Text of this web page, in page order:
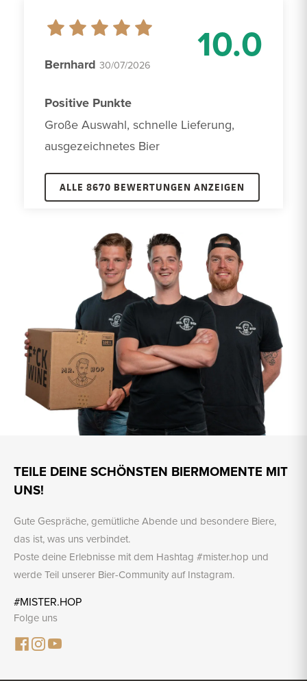
10.0
Bernhard 30/07/2026
Positive Punkte
Große Auswahl, schnelle Lieferung,
ausgezeichnetes Bier
ALLE 8670 BEWERTUNGEN ANZEIGEN
TEILE DEINE SCHÖNSTEN BIERMOMENTE MIT
UNS!
Gute Gespräche, gemütliche Abende und besondere Biere,
das ist, was uns verbindet.
Poste deine Erlebnisse mit dem Hashtag #mister.hop und
werde Teil unserer Bier-Community auf Instagram.
#MISTER.HOP
Folge uns